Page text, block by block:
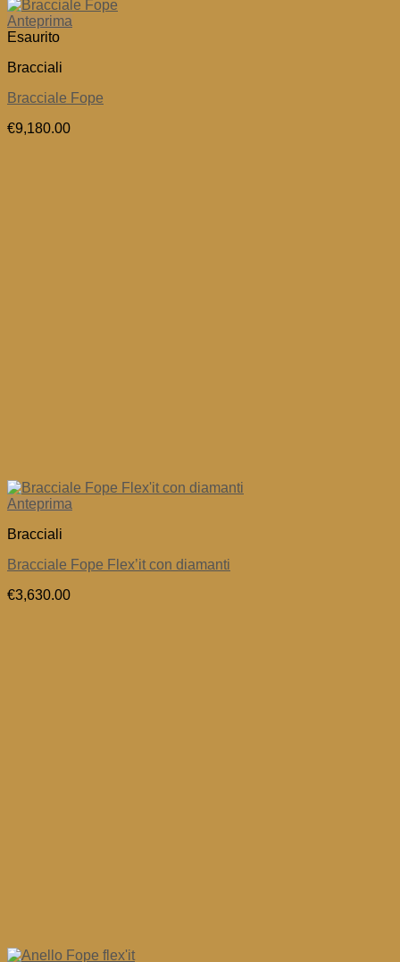
Anteprima
Esaurito
Bracciali
Bracciale Fope
€9,180.00
Anteprima
Bracciali
Bracciale Fope Flex’it con diamanti
€3,630.00